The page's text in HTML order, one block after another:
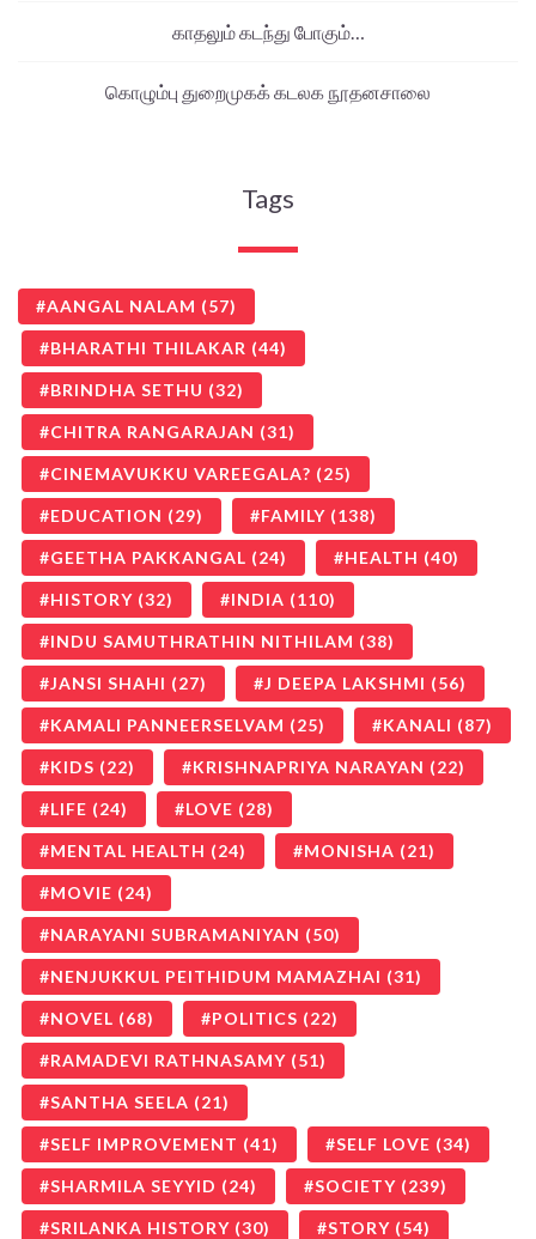
காதலும் கடந்து போகும்…
கொழும்பு துறைமுகக் கடலக நூதனசாலை
Tags
AANGAL NALAM (57)
BHARATHI THILAKAR (44)
BRINDHA SETHU (32)
CHITRA RANGARAJAN (31)
CINEMAVUKKU VAREEGALA? (25)
EDUCATION (29) FAMILY (138)
GEETHA PAKKANGAL (24) HEALTH (40)
HISTORY (32) INDIA (110)
INDU SAMUTHRATHIN NITHILAM (38)
JANSI SHAHI (27) J DEEPA LAKSHMI (56)
KAMALI PANNEERSELVAM (25) KANALI (87)
KIDS (22) KRISHNAPRIYA NARAYAN (22)
LIFE (24) LOVE (28)
MENTAL HEALTH (24) MONISHA (21)
MOVIE (24)
NARAYANI SUBRAMANIYAN (50)
NENJUKKUL PEITHIDUM MAMAZHAI (31)
NOVEL (68) POLITICS (22)
RAMADEVI RATHNASAMY (51)
SANTHA SEELA (21)
SELF IMPROVEMENT (41) SELF LOVE (34)
SHARMILA SEYYID (24) SOCIETY (239)
SRILANKA HISTORY (30) STORY (54)